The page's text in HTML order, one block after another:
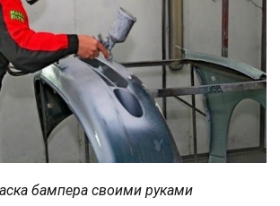
бампера своими руками